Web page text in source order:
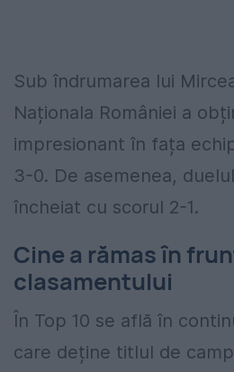
Sub îndrumarea lui
Naționala României a
impresionant în fața
3-0. De asemenea,
încheiat cu scorul 2-1.
Cine a rămas în
clasamentului
În Top 10 se află în
care deține titlul de